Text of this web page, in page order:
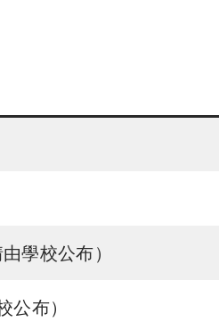
學校公布）
公布）